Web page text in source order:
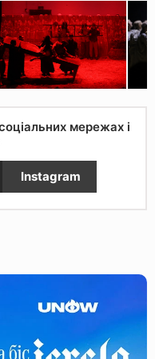
мережах і
Instagram